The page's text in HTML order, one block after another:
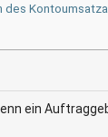
des
ein